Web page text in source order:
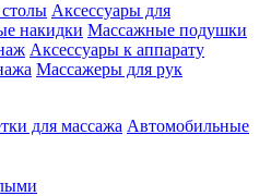
Аксессуары для
накидки Массажные подушки
Аксессуары к аппарату
Массажеры для рук
для массажа Автомобильные